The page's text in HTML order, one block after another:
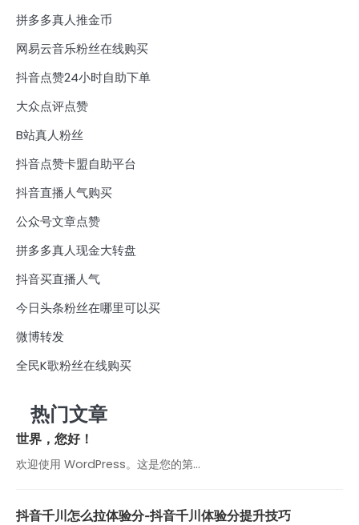
拼多多真人推金币
网易云音乐粉丝在线购买
抖音点赞24小时自助下单
大众点评点赞
B站真人粉丝
抖音点赞卡盟自助平台
抖音直播人气购买
公众号文章点赞
拼多多真人现金大转盘
抖音买直播人气
今日头条粉丝在哪里可以买
微博转发
全民K歌粉丝在线购买
热门文章
世界，您好！
欢迎使用 WordPress。这是您的第…
抖音千川怎么拉体验分-抖音千川体验分提升技巧